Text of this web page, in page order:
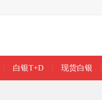
白银T+D 现货白银